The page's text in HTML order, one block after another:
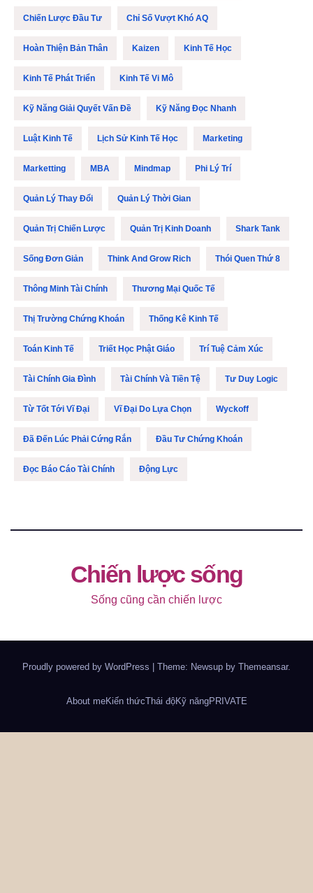
Chiến Lược Đầu Tư Chỉ Số Vượt Khó AQ
Hoàn Thiện Bản Thân Kaizen Kinh Tế Học
Kinh Tế Phát Triển Kinh Tế Vi Mô
Kỹ Năng Giải Quyết Vấn Đề Kỹ Năng Đọc Nhanh
Luật Kinh Tế Lịch Sử Kinh Tế Học Marketing
Marketting MBA Mindmap Phi Lý Trí
Quản Lý Thay Đổi Quản Lý Thời Gian
Quản Trị Chiến Lược Quản Trị Kinh Doanh Shark Tank
Sống Đơn Giản Think And Grow Rich Thói Quen Thứ 8
Thông Minh Tài Chính Thương Mại Quốc Tế
Thị Trường Chứng Khoán Thống Kê Kinh Tế
Toán Kinh Tế Triết Học Phật Giáo Trí Tuệ Cảm Xúc
Tài Chính Gia Đình Tài Chính Và Tiền Tệ Tư Duy Logic
Từ Tốt Tới Vĩ Đại Vĩ Đại Do Lựa Chọn Wyckoff
Đã Đến Lúc Phải Cứng Rắn Đầu Tư Chứng Khoán
Đọc Báo Cáo Tài Chính Động Lực
Chiến lược sống
Sống cũng cần chiến lược
Proudly powered by WordPress Theme: Newsup by Themeansar.
About meKiến thứcThái độKỹ năngPRIVATE